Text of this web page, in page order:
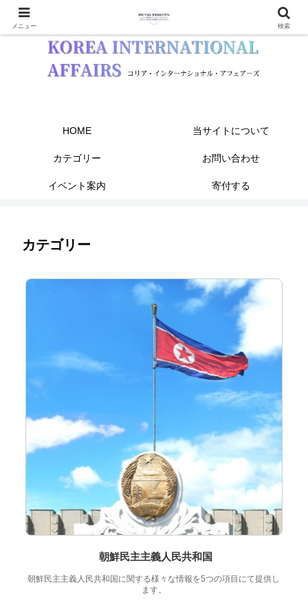
HOME 当サイトについて
カテゴリー お問い合わせ
イベント案内 寄付する
カテゴリー
朝鮮民主主義人民共和国
朝鮮民主主義人民共和国に関する様々な情報を5つの項目にて提供し
ます。
メニュー 検索